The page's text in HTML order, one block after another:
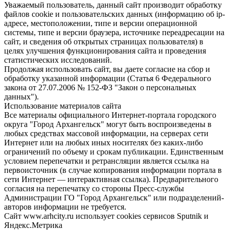
Уважаемый пользователь, данный сайт производит обработку
файлов cookie и пользовательских данных (информацию об ip-
адресе, местоположении, типе и версии операционной
системы, типе и версии браузера, источнике переадресации на
сайт, и сведения об открытых страницах пользователя) в
целях улучшения функционирования сайта и проведения
статистических исследований.
Продолжая использовать сайт, вы даете согласие на сбор и
обработку указанной информации (Статья 6 Федерального
закона от 27.07.2006 № 152-ФЗ "Закон о персональных
данных").
Использование материалов сайта
Все материалы официального Интернет-портала городского
округа "Город Архангельск" могут быть воспроизведены в
любых средствах массовой информации, на серверах сети
Интернет или на любых иных носителях без каких-либо
ограничений по объему и срокам публикации. Единственным
условием перепечатки и ретрансляции является ссылка на
первоисточник (в случае копирования информации портала в
сети Интернет — интерактивная ссылка). Предварительного
согласия на перепечатку со стороны Пресс-службы
Администрации ГО "Город Архангельск" или подразделений-
авторов информации не требуется.
Сайт www.arhcity.ru использует cookies сервисов Sputnik и
Яндекс.Метрика